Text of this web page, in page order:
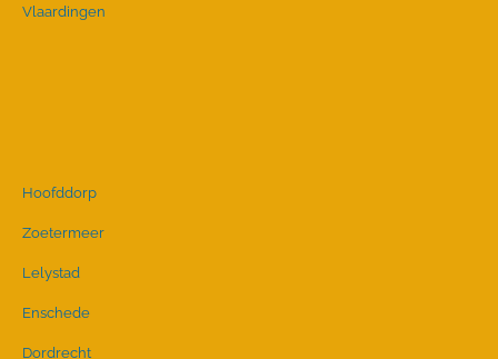
Vlaardingen
Hoofddorp
Zoetermeer
Lelystad
Enschede
Dordrecht